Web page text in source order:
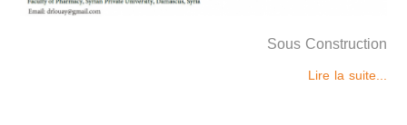
Sous Construction
Lire la suite...